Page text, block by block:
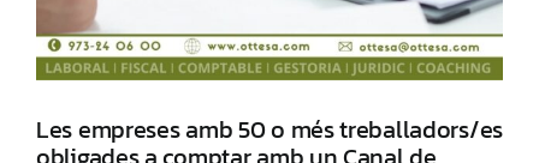
Les empreses amb 50 o més treballadors/es